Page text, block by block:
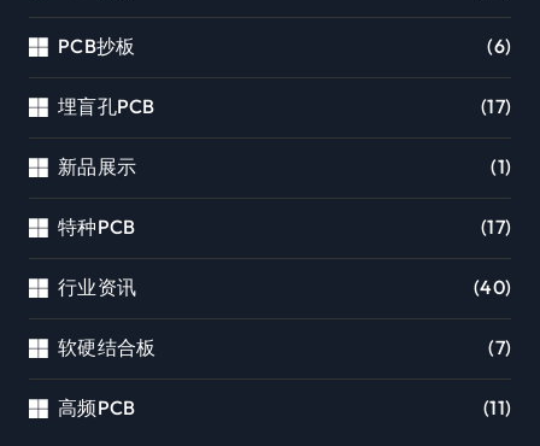
PCB抄板 (6)
埋盲孔PCB (17)
新品展示 (1)
特种PCB (17)
行业资讯 (40)
软硬结合板 (7)
高频PCB (11)